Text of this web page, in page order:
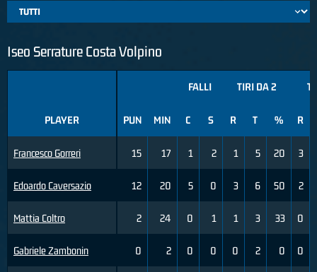
Iseo Serrature Costa Volpino
PLAYER
Francesco Gorreri
Edoardo Caversazio
Mattia Coltro
Gabriele Zambonin
FALLI TIRI DA 2
PUN MIN C S R T % R
15 17 1 2 1 5 20 3
12 20 5 0 3 6 50 2
2 24 0 1 1 3 33 0
0 2 0 0 0 2 0 0